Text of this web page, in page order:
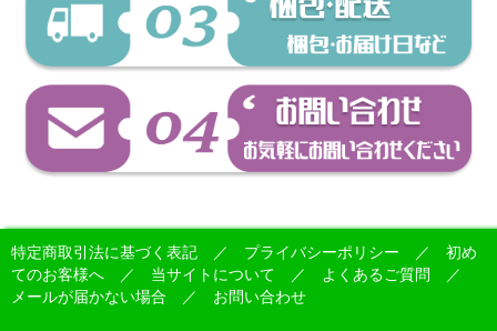
特定商取引法に基づく表記 ／ プライバシーポリシー ／ 初め
てのお客様へ ／ 当サイトについて ／ よくあるご質問 ／
メールが届かない場合 ／ お問い合わせ